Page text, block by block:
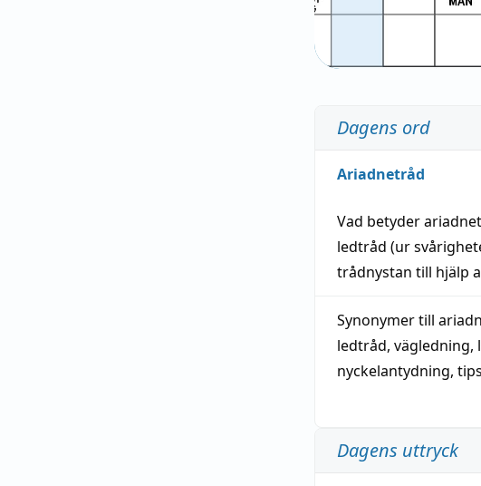
Dagens ord
Ariadnetråd
Vad betyder
ledtråd (ur
trådnystan till hjälp
Synonymer till
ledtråd, vägledning,
nyckelantydning,
Dagens uttryck